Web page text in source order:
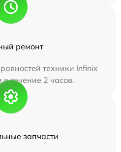
ремонт
техники Infinix
течение 2 часов.
запчасти